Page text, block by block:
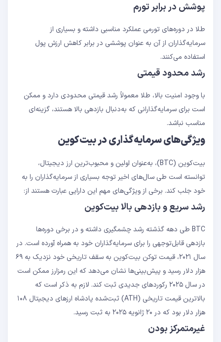
پوشش در برابر تورم
طلا در دوره‌های تورمی عملکرد مناسبی داشته و بسیاری از
سرمایه‌گذاران از آن به عنوان پوششی در برابر کاهش ارزش پول
استفاده می‌کنند.
رشد محدود قیمتی
با وجود امنیت بالا، طلا معمولاً رشد قیمتی محدودی دارد و ممکن
است برای سرمایه‌گذارانی که به‌دنبال بازدهی بالا هستند، گزینه‌ای
مناسب نباشد.
ویژگی‌های سرمایه‌گذاری در بیت‌کوین
بیت‌کوین (BTC)، به‌عنوان اولین و محبوب‌ترین ارز دیجیتال،
توانسته است طی سال‌های اخیر توجه بسیاری از سرمایه‌گذاران را به
خود جلب کند. برخی از ویژگی‌های مهم این دارایی عبارت‌ هستند از:
رشد سریع و بازدهی بالا بیت‌کوین
BTC طی دهه گذشته رشد چشمگیری داشته و در برخی دوره‌ها
بازدهی قابل‌توجهی را برای سرمایه‌گذاران خود به همراه آورده است. در
سال ۲۰۲۱، قیمت توکن بیت‌کوین به سقف تاریخی خود نزدیک به ۶۹
هزار دلار رسید و پیش‌بینی‌ها نشان می‌دهد که این رمزارز ممکن است
در سال ۲۰۲۵ رکوردهای جدیدی ثبت کند. لازم به ذکر است که
بالاترین قیمت تاریخی (ATH) ثبت‌شده پادشاه ارزهای دیجیتال ١٠٨
هزار دلار بود که در ٢٠ ژانویه ٢٠٢٥ به ثبت رسید.
غیرمتمرکز بودن